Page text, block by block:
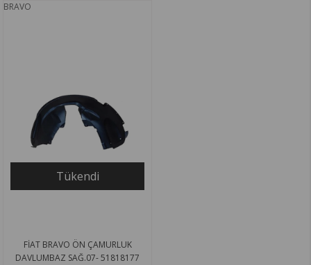
BRAVO
Tükendi
FİAT BRAVO ÖN ÇAMURLUK
DAVLUMBAZ SAĞ.07- 51818177